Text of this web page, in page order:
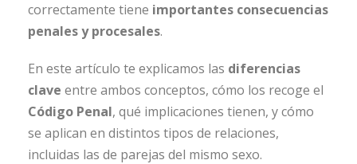
correctamente tiene importantes consecuencias
penales y procesales.
En este artículo te explicamos las diferencias
clave entre ambos conceptos, cómo los recoge el
Código Penal, qué implicaciones tienen, y cómo
se aplican en distintos tipos de relaciones,
incluidas las de parejas del mismo sexo.